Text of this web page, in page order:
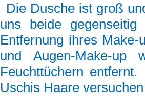
Die Dusche ist groß
uns beide
Entfernung ihres
und Augen-Make-
Feuchttüchern
Uschis Haare